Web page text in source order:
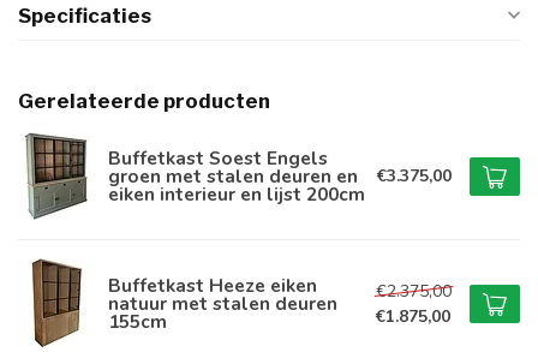
Specificaties
Gerelateerde producten
Buffetkast Soest Engels
groen met stalen deuren en
eiken interieur en lijst 200cm
€3.375,00
Buffetkast Heeze eiken
natuur met stalen deuren
155cm
€2.375,00
€1.875,00